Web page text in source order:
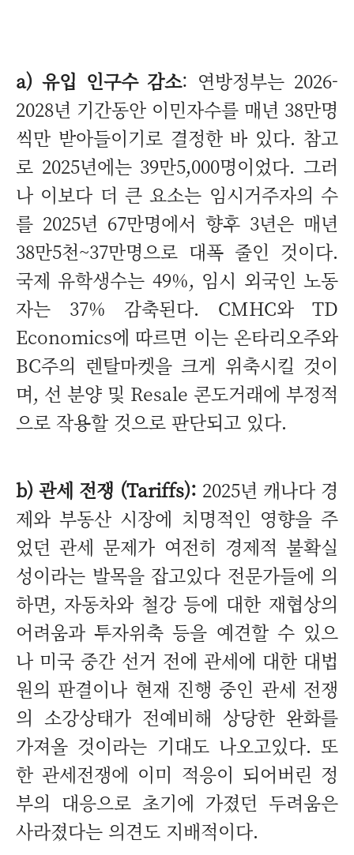
a) 유입 인구수 감소: 연방정부는 2026-
2028년 기간동안 이민자수를 매년 38만명
씩만 받아들이기로 결정한 바 있다. 참고
로 2025년에는 39만5,000명이었다. 그러
나 이보다 더 큰 요소는 임시거주자의 수
를 2025년 67만명에서 향후 3년은 매년
38만5천~37만명으로 대폭 줄인 것이다.
국제 유학생수는 49%, 임시 외국인 노동
자는 37% 감축된다. CMHC와 TD
Economics에 따르면 이는 온타리오주와
BC주의 렌탈마켓을 크게 위축시킬 것이
며, 선 분양 및 Resale 콘도거래에 부정적
으로 작용할 것으로 판단되고 있다.
b) 관세 전쟁 (Tariffs): 2025년 캐나다 경
제와 부동산 시장에 치명적인 영향을 주
었던 관세 문제가 여전히 경제적 불확실
성이라는 발목을 잡고있다 전문가들에 의
하면, 자동차와 철강 등에 대한 재협상의
어려움과 투자위축 등을 예견할 수 있으
나 미국 중간 선거 전에 관세에 대한 대법
원의 판결이나 현재 진행 중인 관세 전쟁
의 소강상태가 전예비해 상당한 완화를
가져올 것이라는 기대도 나오고있다. 또
한 관세전쟁에 이미 적응이 되어버린 정
부의 대응으로 초기에 가졌던 두려움은
사라졌다는 의견도 지배적이다.